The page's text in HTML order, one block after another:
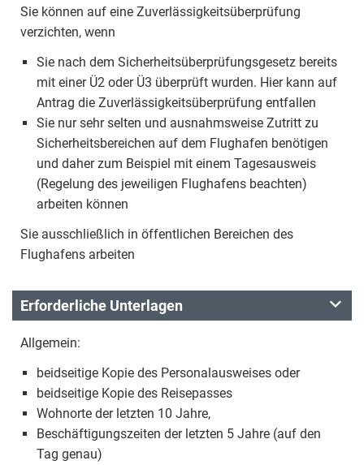
Sie können auf eine Zuverlässigkeitsüberprüfung
verzichten, wenn
Sie nach dem Sicherheitsüberprüfungsgesetz bereits
mit einer Ü2 oder Ü3 überprüft wurden. Hier kann auf
Antrag die Zuverlässigkeitsüberprüfung entfallen
Sie nur sehr selten und ausnahmsweise Zutritt zu
Sicherheitsbereichen auf dem Flughafen benötigen
und daher zum Beispiel mit einem Tagesausweis
(Regelung des jeweiligen Flughafens beachten)
arbeiten können
Sie ausschließlich in öffentlichen Bereichen des
Flughafens arbeiten
Erforderliche Unterlagen
Allgemein:
beidseitige Kopie des Personalausweises oder
beidseitige Kopie des Reisepasses
Wohnorte der letzten 10 Jahre,
Beschäftigungszeiten der letzten 5 Jahre (auf den
Tag genau)